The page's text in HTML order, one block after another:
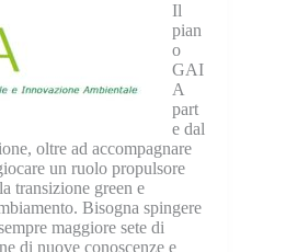
Il
pian
o
GAI
A
part
e dal
oltre ad accompagnare
un ruolo propulsore
transizione green e
Bisogna spingere
maggiore sete di
di nuove conoscenze e